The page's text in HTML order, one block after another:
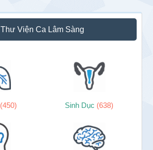
Thư Viện Ca Lâm Sàng
(450) Sinh Dục (638)